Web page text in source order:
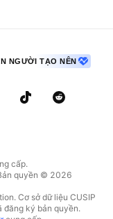
NGƯỜI TẠO NÊN
cấp.
quyền © 2026
Cơ sở dữ liệu CUSIP
đăng ký bản quyền.